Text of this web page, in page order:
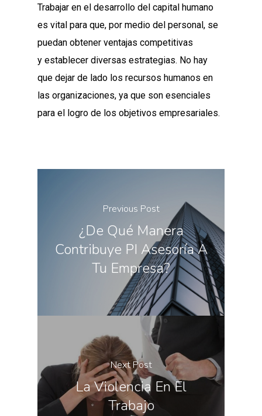
Trabajar en el desarrollo del capital humano
es vital para que, por medio del personal, se
puedan obtener ventajas competitivas
y establecer diversas estrategias. No hay
que dejar de lado los recursos humanos en
las organizaciones, ya que son esenciales
para el logro de los objetivos empresariales.
Previous Post
¿De Qué Manera
Contribuye PI Asesoría A
Tu Empresa?
Next Post
La Violencia En El
Trabajo